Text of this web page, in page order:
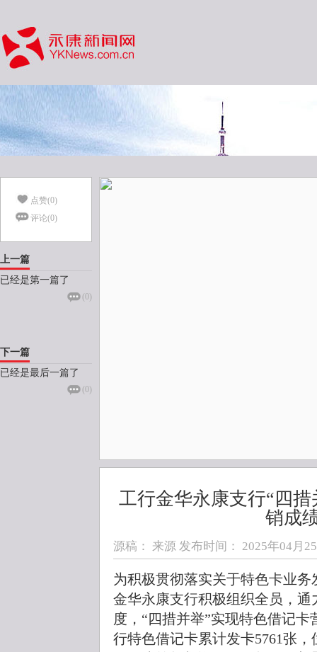
点赞(0)
评论(0)
上一篇
已经是第一篇了
(0)
下一篇
已经是最后一篇了
(0)
工行金华永康支行“四
销成
源稿： 来源 发布时间： 2025年04月
为积极贯彻落实关于特色卡业
金华永康支行积极组织全员，
度，“四措并举”实现特色借记
行特色借记卡累计发卡5761张